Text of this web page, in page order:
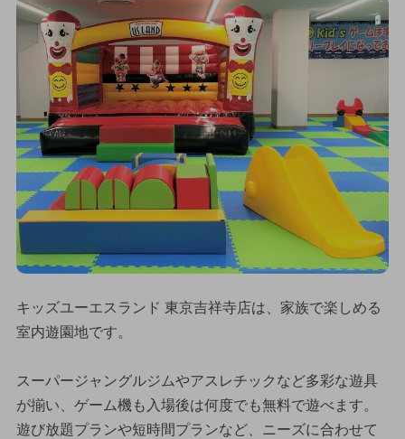
キッズユーエスランド 東京吉祥寺店は、家族で楽しめる
室内遊園地です。
スーパージャングルジムやアスレチックなど多彩な遊具
が揃い、ゲーム機も入場後は何度でも無料で遊べます。
遊び放題プランや短時間プランなど、ニーズに合わせて